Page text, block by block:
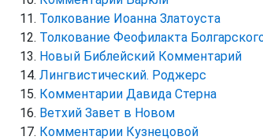
Толкование Иоанна Златоуста
Толкование Феофилакта
Новый Библейский Комментарий
Лингвистический. Роджерс
Комментарии Давида Стерна
Ветхий Завет в Новом
Комментарии Кузнецовой